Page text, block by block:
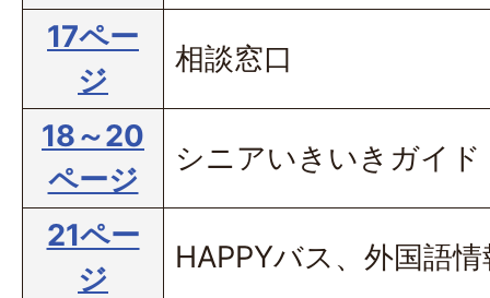
17ペー
ジ
相談窓口
18～20
ページ
シニアいきいきガイド
21ペー
ジ
HAPPYバス、外国語